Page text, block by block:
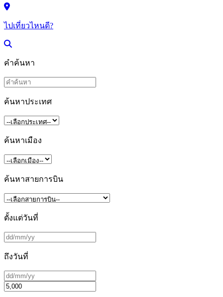
ไปเที่ยวไหนดี?
คำค้นหา
ค้นหาประเทศ
ค้นหาเมือง
ค้นหาสายการบิน
ตั้งแต่วันที่
ถึงวันที่